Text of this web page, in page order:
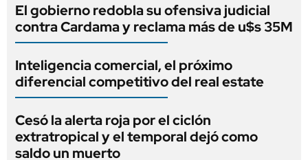
El gobierno redobla su ofensiva judicial
contra Cardama y reclama más de u$s 35M
Inteligencia comercial, el próximo
diferencial competitivo del real estate
Cesó la alerta roja por el ciclón
extratropical y el temporal dejó como
saldo un muerto